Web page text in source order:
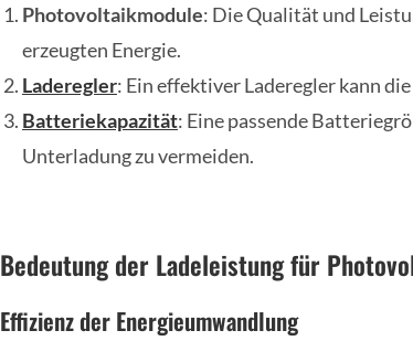
Photovoltaikmodule: Die Qualität und
erzeugten Energie.
Laderegler: Ein effektiver Laderegler kann
Batteriekapazität: Eine passende
Unterladung zu vermeiden.
Bedeutung der Ladeleistung für
Effizienz der Energieumwandlung